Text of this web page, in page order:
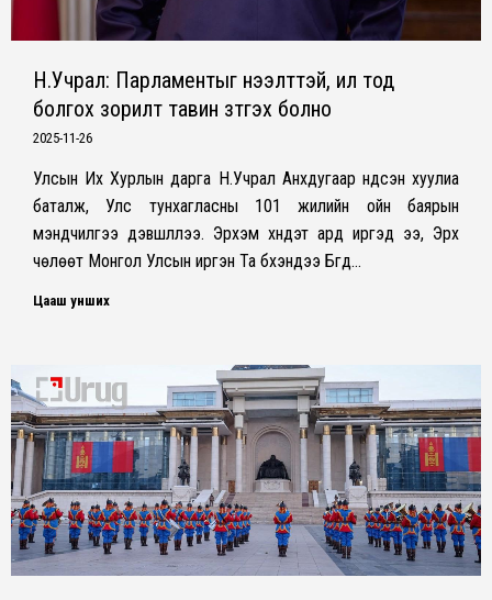
Н.Учрал: Парламентыг нээлттэй, ил тод
болгох зорилт тавин зүтгэх болно
2025-11-26
Улсын Их Хурлын дарга Н.Учрал Анхдугаар үндсэн хуулиа
баталж, Улс тунхагласны 101 жилийн ойн баярын
мэндчилгээ дэвшүүллээ. Эрхэм хүндэт ард иргэд ээ, Эрх
чөлөөт Монгол Улсын иргэн Та бүхэндээ Бүгд…
Цааш унших